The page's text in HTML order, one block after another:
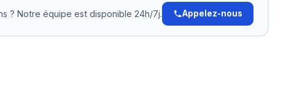
? Notre équipe est disponible 24h/7j. Appelez-nous